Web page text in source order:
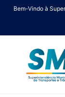
Bem-Vindo à